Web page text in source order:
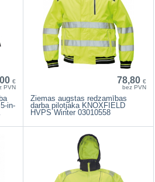
€
PVN
in-
78,80 €
bez PVN
Ziemas augstas redzamības
darba pilotjaka KNOXFIELD
HVPS Winter 03010558